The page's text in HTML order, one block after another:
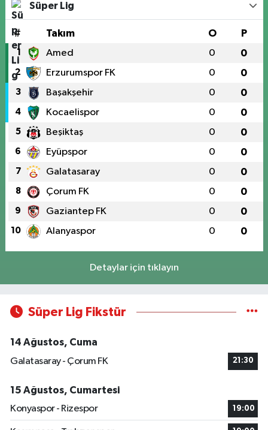
Süper Lig
# Takım O P
1 Amed 0 0
2 Erzurumspor FK 0 0
3 Başakşehir 0 0
4 Kocaelispor 0 0
5 Beşiktaş 0 0
6 Eyüpspor 0 0
7 Galatasaray 0 0
8 Çorum FK 0 0
9 Gaziantep FK 0 0
10 Alanyaspor 0 0
Detaylar için tıklayın
Süper Lig Fikstür
14 Ağustos, Cuma
Galatasaray - Çorum FK
21:30
15 Ağustos, Cumartesi
Konyaspor - Rizespor
19:00